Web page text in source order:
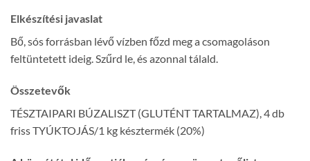
Elkészítési javaslat
Bő, sós forrásban lévő vízben főzd meg a csomagoláson
feltüntetett ideig. Szűrd le, és azonnal tálald.
Összetevők
TÉSZTAIPARI BÚZALISZT (GLUTÉNT TARTALMAZ), 4 db
friss TYÚKTOJÁS/1 kg késztermék (20%)